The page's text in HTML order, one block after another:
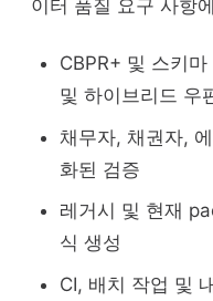
이터 품질 요구 사항
CBPR+ 및 스키
및 하이브리드 우
채무자, 채권자,
화된 검증
레거시 및 현재
식 생성
CI, 배치 작업 및